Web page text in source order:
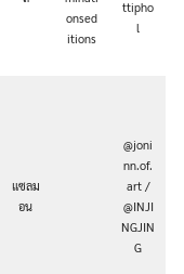
onsed
itions
ttipho
l
แซลม
อน
@joni
nn.of.
art /
@INJI
NGJIN
G